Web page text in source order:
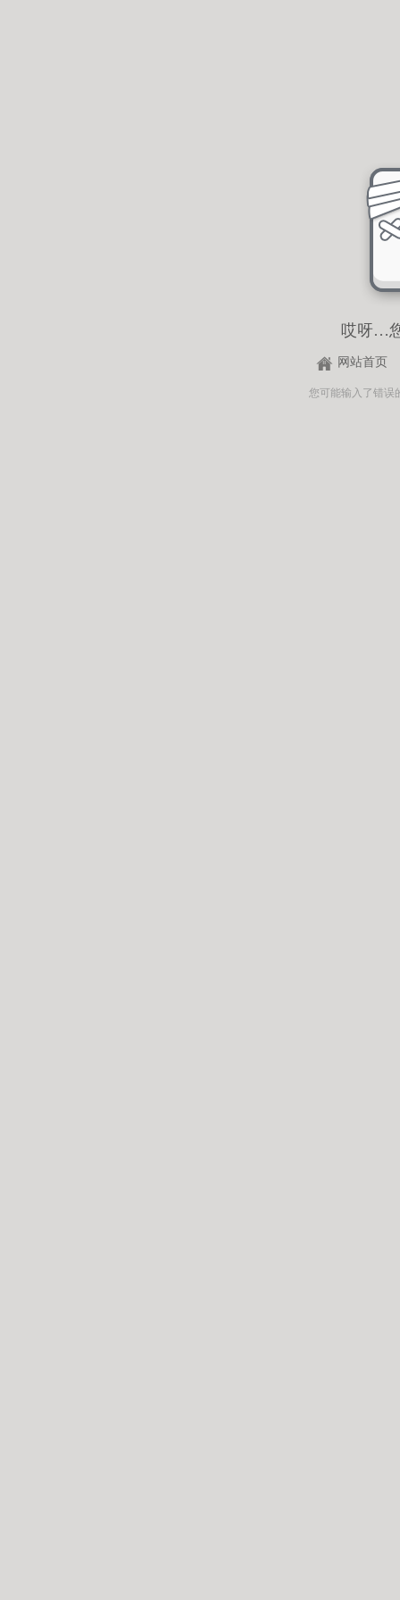
哎呀…
网站首页
您可能输入了错误